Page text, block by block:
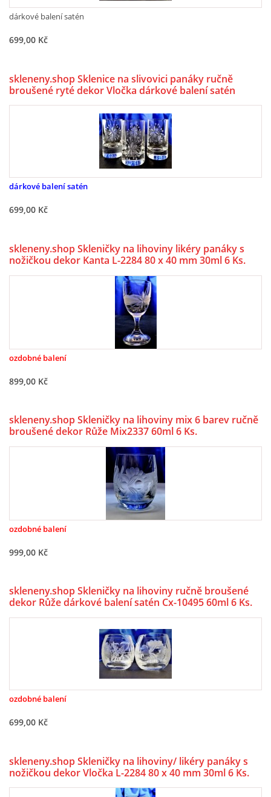
dárkové balení satén
699,00 Kč
skleneny.shop Sklenice na slivovici panáky ručně
broušené ryté dekor Vločka dárkové balení satén
Barline-728 30ml 6 ks.
dárkové balení satén
699,00 Kč
skleneny.shop Skleničky na lihoviny likéry panáky s
nožičkou dekor Kanta L-2284 80 x 40 mm 30ml 6 Ks.
ozdobné balení
899,00 Kč
skleneny.shop Skleničky na lihoviny mix 6 barev ručně
broušené dekor Růže Mix2337 60ml 6 Ks.
ozdobné balení
999,00 Kč
skleneny.shop Skleničky na lihoviny ručně broušené
dekor Růže dárkové balení satén Cx-10495 60ml 6 Ks.
ozdobné balení
699,00 Kč
skleneny.shop Skleničky na lihoviny/ likéry panáky s
nožičkou dekor Vločka L-2284 80 x 40 mm 30ml 6 Ks.